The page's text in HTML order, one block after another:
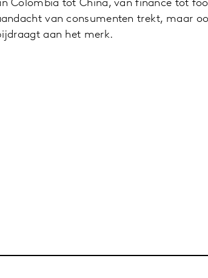
Colombia tot China, van finance tot
van consumenten trekt, maar
aan het merk.